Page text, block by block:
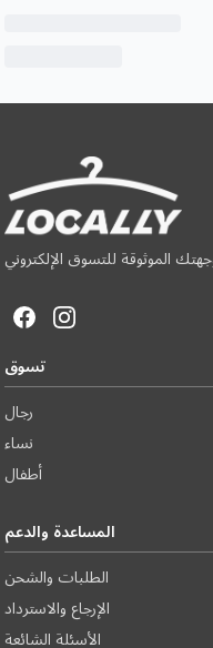
الموثوقة للتسوق الإلكتروني
تسوق
رجال
نساء
أطفال
المساعدة والدعم
الطلبات والشحن
الإرجاع والاسترداد
الأسئلة الشائعة